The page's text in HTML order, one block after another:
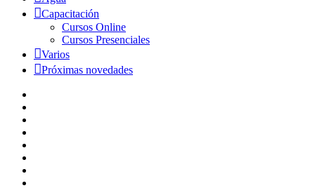
Capacitación
Cursos Online
Cursos Presenciales
Varios
Próximas novedades